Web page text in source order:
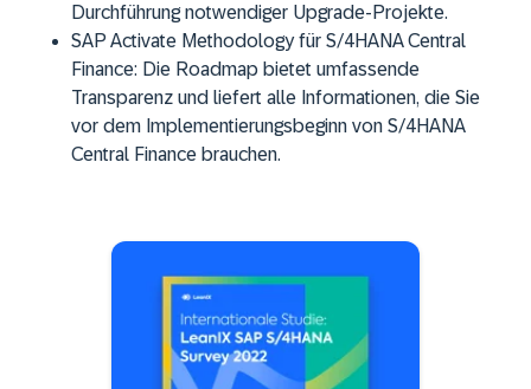
Durchführung notwendiger Upgrade-Projekte.
SAP Activate Methodology für S/4HANA Central
Finance: Die Roadmap bietet umfassende
Transparenz und liefert alle Informationen, die Sie
vor dem Implementierungsbeginn von S/4HANA
Central Finance brauchen.